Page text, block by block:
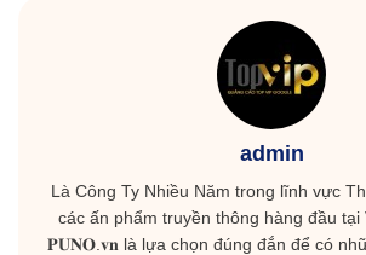
admin
Là Công Ty Nhiều Năm trong lĩnh vực
các ấn phẩm truyền thông hàng đầu tại
𝐏𝐔𝐍𝐎.𝐯𝐧 là lựa chọn đúng đắn để có